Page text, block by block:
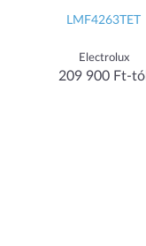
LMF4263TET
Electrolux
209 900 Ft-tól